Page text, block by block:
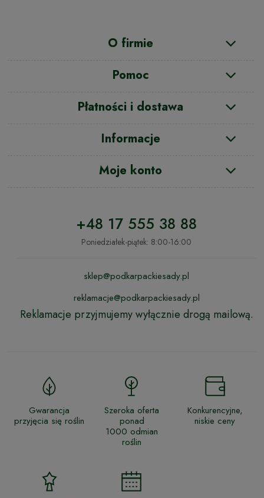
O firmie
Pomoc
Płatności i dostawa
Informacje
Moje konto
+48 17 555 38 88
Poniedziałek-piątek: 8:00-16:00
sklep@podkarpackiesady.pl
reklamacje@podkarpackiesady.pl
Reklamacje przyjmujemy wyłącznie drogą mailową.
Gwarancja
przyjęcia się roślin
Szeroka oferta
ponad
1000 odmian
roślin
Konkurencyjne,
niskie ceny